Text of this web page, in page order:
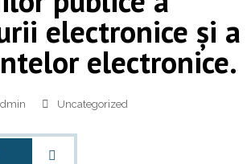
electronice și a
electronice.
Uncategorized